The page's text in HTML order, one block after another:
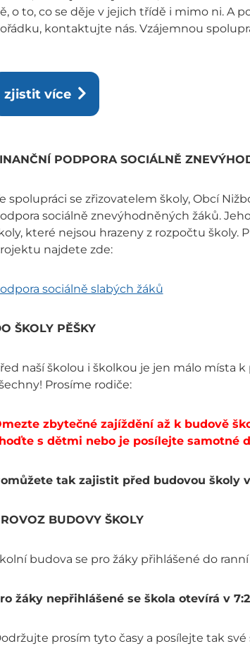
o to, co se děje v jejich třídě i mimo ni. A
kontaktujte nás. Vzájemnou
zjistit více
PODPORA SOCIÁLNĚ
spolupráci se zřizovatelem školy, Obcí
sociálně znevýhodněných žáků.
které nejsou hrazeny z rozpočtu
najdete zde:
sociálně slabých žáků
ŠKOLY PĚŠKY
naší školou i školkou je jen málo místa
Prosíme rodiče:
zbytečné zajíždění až k budově
s dětmi nebo je posílejte samotné
tak zajistit před budovou školy
BUDOVY ŠKOLY
budova se pro žáky přihlášené do
žáky nepřihlášené se škola otevírá v
prosím tyto časy a posílejte tak své